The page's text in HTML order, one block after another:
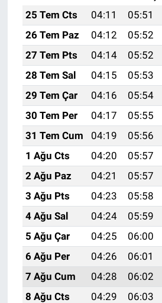
25 Tem Cts
04:11 05:51
26 Tem Paz
04:12 05:52
27 Tem Pts
04:14 05:52
28 Tem Sal
04:15 05:53
29 Tem Çar
04:16 05:54
30 Tem Per
04:17 05:55
31 Tem Cum
04:19 05:56
1 Ağu Cts
04:20 05:57
2 Ağu Paz
04:21 05:57
3 Ağu Pts
04:23 05:58
4 Ağu Sal
04:24 05:59
5 Ağu Çar
04:25 06:00
6 Ağu Per
04:26 06:01
7 Ağu Cum
04:28 06:02
8 Ağu Cts
04:29 06:03